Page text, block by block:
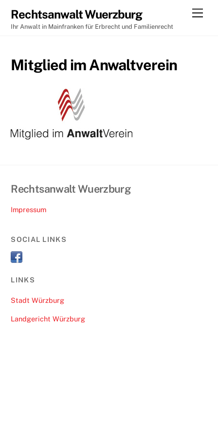
content
Rechtsanwalt Wuerzburg
Ihr Anwalt in Mainfranken für Erbrecht und Familienrecht
Mitglied im Anwaltverein
Rechtsanwalt Wuerzburg
Impressum
SOCIAL LINKS
LINKS
Stadt Würzburg
Landgericht Würzburg